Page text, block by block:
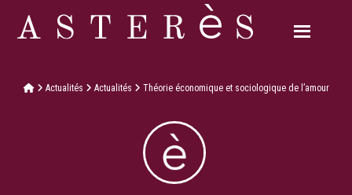
Actualités Actualités Théorie économique et sociologique de l’amour